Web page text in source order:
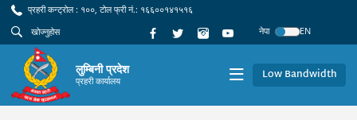
प्रहरी कन्ट्रोल : १००, टोल फ्री नं.: १६६००१४१५१६
नेपा
EN
लुम्बिनी प्रदेश
प्रहरी कार्यालय Low Bandwidth